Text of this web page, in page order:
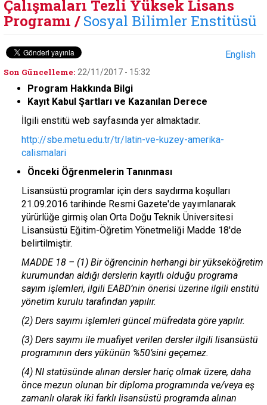
Çalışmaları Tezli Yüksek Lisans
Programı /Sosyal Bilimler Enstitüsü
Son Güncelleme: 22/11/2017 - 15:32
English
Program Hakkında Bilgi
Kayıt Kabul Şartları ve Kazanılan Derece
İlgili enstitü web sayfasında yer almaktadır.
http://sbe.metu.edu.tr/tr/latin-ve-kuzey-amerika-
calismalari
Önceki Öğrenmelerin Tanınması
Lisansüstü programlar için ders saydırma koşulları
21.09.2016 tarihinde Resmi Gazete'de yayımlanarak
yürürlüğe girmiş olan Orta Doğu Teknik Üniversitesi
Lisansüstü Eğitim-Öğretim Yönetmeliği Madde 18'de
belirtilmiştir.
MADDE 18 – (1) Bir öğrencinin herhangi bir yükseköğretim
kurumundan aldığı derslerin kayıtlı olduğu programa
sayım işlemleri, ilgili EABD’nin önerisi üzerine ilgili enstitü
yönetim kurulu tarafından yapılır.
(2) Ders sayımı işlemleri güncel müfredata göre yapılır.
(3) Ders sayımı ile muafiyet verilen dersler ilgili lisansüstü
programının ders yükünün %50’sini geçemez.
(4) NI statüsünde alınan dersler hariç olmak üzere, daha
önce mezun olunan bir diploma programında ve/veya eş
zamanlı olarak iki farklı lisansüstü programda alınan